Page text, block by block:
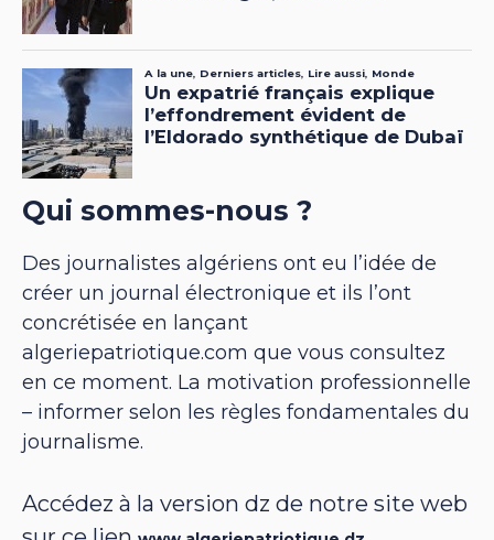
Qui sommes-nous ?
Des journalistes algériens ont eu l’idée de
créer un journal électronique et ils l’ont
concrétisée en lançant
algeriepatriotique.com que vous consultez
en ce moment. La motivation professionnelle
– informer selon les règles fondamentales du
journalisme.
Accédez à la version dz de notre site web